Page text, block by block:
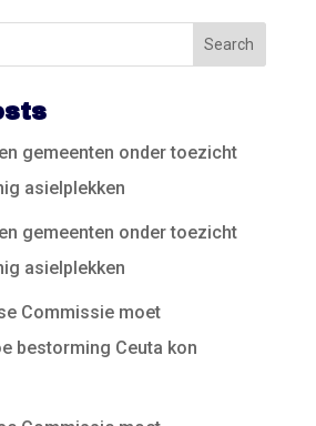
gemeenten onder toezicht
asielplekken
gemeenten onder toezicht
asielplekken
Commissie moet
bestorming Ceuta kon